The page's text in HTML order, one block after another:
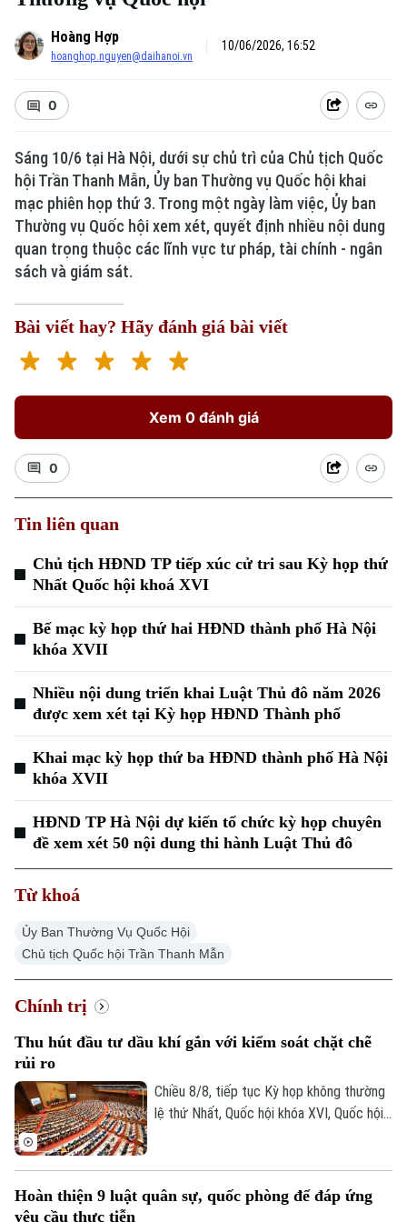
Hoàng Hợp
hoanghop.nguyen@daihanoi.vn
10/06/2026, 16:52
0
Sáng 10/6 tại Hà Nội, dưới sự chủ trì của Chủ tịch Quốc
hội Trần Thanh Mẫn, Ủy ban Thường vụ Quốc hội khai
mạc phiên họp thứ 3. Trong một ngày làm việc, Ủy ban
Thường vụ Quốc hội xem xét, quyết định nhiều nội dung
quan trọng thuộc các lĩnh vực tư pháp, tài chính - ngân
sách và giám sát.
Bài viết hay? Hãy đánh giá bài viết
Xem 0 đánh giá
0
Tin liên quan
Chủ tịch HĐND TP tiếp xúc cử tri sau Kỳ họp thứ
Nhất Quốc hội khoá XVI
Bế mạc kỳ họp thứ hai HĐND thành phố Hà Nội
khóa XVII
Nhiều nội dung triển khai Luật Thủ đô năm 2026
được xem xét tại Kỳ họp HĐND Thành phố
Khai mạc kỳ họp thứ ba HĐND thành phố Hà Nội
khóa XVII
HĐND TP Hà Nội dự kiến tổ chức kỳ họp chuyên
đề xem xét 50 nội dung thi hành Luật Thủ đô
Từ khoá
Ủy Ban Thường Vụ Quốc Hội
Chủ tịch Quốc hội Trần Thanh Mẫn
Chính trị
Thu hút đầu tư dầu khí gắn với kiểm soát chặt chẽ
rủi ro
Chiều 8/8, tiếp tục Kỳ họp không thường
lệ thứ Nhất, Quốc hội khóa XVI, Quốc hội
để thu hút đầu tư vào những khu vực có
Hoàn thiện 9 luật quân sự, quốc phòng để đáp ứng
yêu cầu thực tiễn